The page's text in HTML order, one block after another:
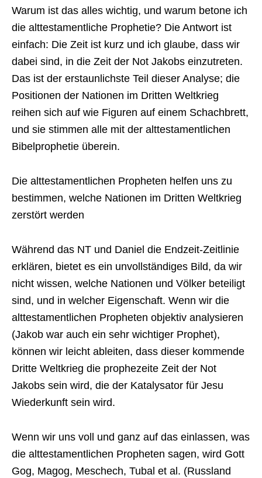
Warum ist das alles wichtig, und warum betone ich
die alttestamentliche Prophetie? Die Antwort ist
einfach: Die Zeit ist kurz und ich glaube, dass wir
dabei sind, in die Zeit der Not Jakobs einzutreten.
Das ist der erstaunlichste Teil dieser Analyse; die
Positionen der Nationen im Dritten Weltkrieg
reihen sich auf wie Figuren auf einem Schachbrett,
und sie stimmen alle mit der alttestamentlichen
Bibelprophetie überein.
Die alttestamentlichen Propheten helfen uns zu
bestimmen, welche Nationen im Dritten Weltkrieg
zerstört werden
Während das NT und Daniel die Endzeit-Zeitlinie
erklären, bietet es ein unvollständiges Bild, da wir
nicht wissen, welche Nationen und Völker beteiligt
sind, und in welcher Eigenschaft. Wenn wir die
alttestamentlichen Propheten objektiv analysieren
(Jakob war auch ein sehr wichtiger Prophet),
können wir leicht ableiten, dass dieser kommende
Dritte Weltkrieg die prophezeite Zeit der Not
Jakobs sein wird, die der Katalysator für Jesu
Wiederkunft sein wird.
Wenn wir uns voll und ganz auf das einlassen, was
die alttestamentlichen Propheten sagen, wird Gott
Gog, Magog, Meschech, Tubal et al. (Russland